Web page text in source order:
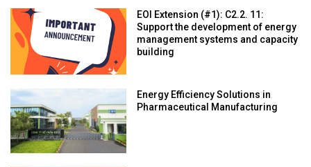
EOI Extension (#1): C2.2. 11:
Support the development of energy
management systems and capacity
building
Energy Efficiency Solutions in
Pharmaceutical Manufacturing